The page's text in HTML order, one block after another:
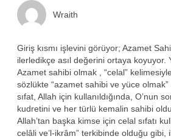
Wraith
Giriş kısmı işlevini görüyor; Azamet
ilerledikçe asıl değerini ortaya koyuyor.
Azamet sahibi olmak , “celal”
sözlükte “azamet sahibi ve yüce olmak”
sıfat, Allah için kullanıldığında, O’nun
kudretini ve her türlü kemalin sahibi
Allah’tan başka kimse için celal sıfatı
celâli ve’l-ikrâm” terkibinde olduğu gibi,